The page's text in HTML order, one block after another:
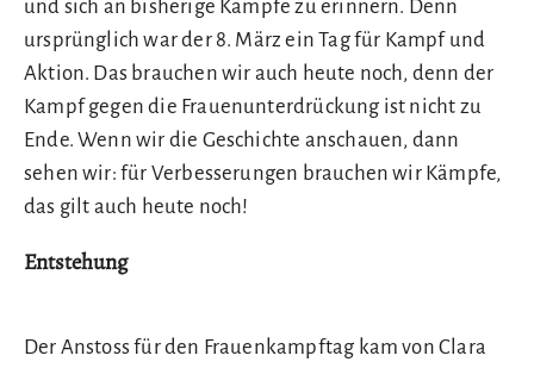
und sich an bisherige Kämpfe zu erinnern. Denn
ursprünglich war der 8. März ein Tag für Kampf und
Aktion. Das brauchen wir auch heute noch, denn der
Kampf gegen die Frauenunterdrückung ist nicht zu
Ende. Wenn wir die Geschichte anschauen, dann
sehen wir: für Verbesserungen brauchen wir Kämpfe,
das gilt auch heute noch!
Entstehung
Der Anstoss für den Frauenkampftag kam von Clara